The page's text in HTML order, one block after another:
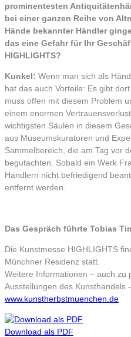
prominentesten
bei einer ganzen Reihe von
Hände bekannter Händler
das eine Gefahr für Ihr
HIGHLIGHTS?
Kunkel: Wenn man sich als
hat das auch Vorteile: Es gibt
muss offen mit diesem Problem
einem enormen
wichtigsten Säulen in diesem
aus Museumskuratoren und
Sammelbereich, die am Tag vor
begutachten. Sobald ein Werk
Händlern nicht befriedigend
entfernt werden.
Das Gespräch führte Tobias
Die Kunstmesse HIGHLIGHTS
Münchner Residenz statt.
Weitere Informationen – auch zu
Ausstellungen des Kunsthandels
www.kunstherbstmuenchen.de
Download als PDF